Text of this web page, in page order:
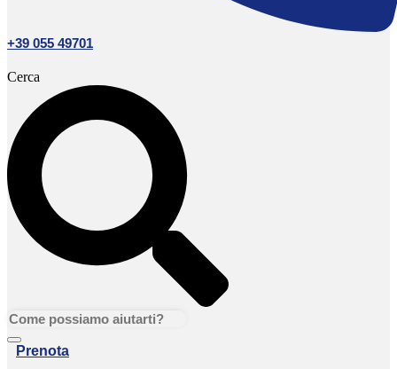
+39 055 49701
Cerca
Prenota